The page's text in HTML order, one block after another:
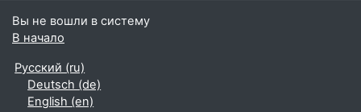
Вы не вошли в систему
В начало
Русский ‎(ru)‎
Deutsch ‎(de)‎
English ‎(en)‎